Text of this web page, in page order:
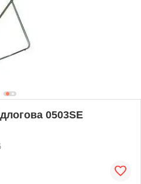
0503SE